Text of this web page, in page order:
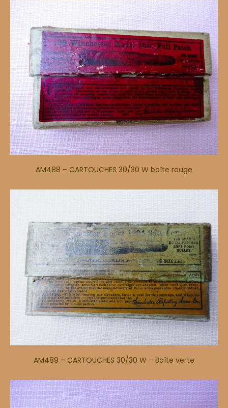
AM488 – CARTOUCHES 30/30 W boîte rouge
AM489 – CARTOUCHES 30/30 W – Boîte verte